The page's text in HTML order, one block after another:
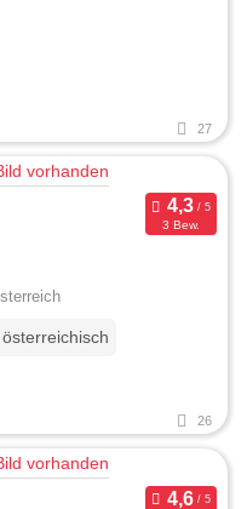
27
3 Bew.
österreichisch
26